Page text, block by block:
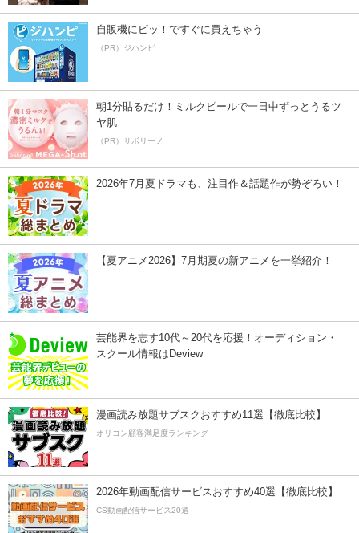
自販機にピッ！ですぐに買えちゃう
（PR）ジハンピ
朝1分貼るだけ！ミルクピールで一日中ずっとうるツ
ヤ肌
（PR）サボリーノ
2026年7月夏ドラマも、注目作＆話題作が勢ぞろい！
【夏アニメ2026】7月期夏の新アニメを一挙紹介！
芸能界を志す10代～20代を応援！オーディション・
スクール情報はDeview
漫画読み放題サブスクおすすめ11選【徹底比較】
オリコン顧客満足度ランキング
2026年動画配信サービスおすすめ40選【徹底比較】
CS動画配信サービス20選